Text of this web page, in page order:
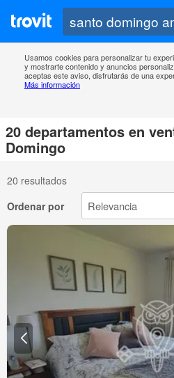
Usamos cookies para personalizar tu
y mostrarte contenido y anuncios
aceptas este aviso, disfrutarás de una
Más información
20 departamentos en
Domingo
20 resultados
Ordenar por